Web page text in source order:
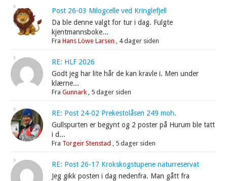
Post 26-03 Milogcelle ved Kringlefjell
Da ble denne valgt for tur i dag. Fulgte
kjentmannsboke...
FraHans Löwe Larsen , 4 dager siden
RE: HLF 2026
Godt jeg har lite hår de kan kravle i. Men under
klærne...
FraGunnark , 5 dager siden
RE: Post 24-02 Prekestolåsen 249 moh.
Gullspurten er begynt og 2 poster på Hurum ble tatt
i d...
Fra Torgeir Stenstad , 5 dager siden
RE: Post 26-17 Krokskogstupene naturreservat
Jeg gikk posten i dag nedenfra. Man gått fra